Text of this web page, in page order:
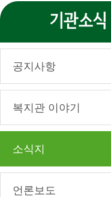
기관소식
공지사항
복지관 이야기
소식지
언론보도